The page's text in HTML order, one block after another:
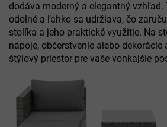
dodáva moderný a elegantný vzhľad.
odolné a ľahko sa udržiava, čo
stolíka a jeho praktické využitie. Na
nápoje, občerstvenie alebo
štýlový priestor pre vaše vonkajšie